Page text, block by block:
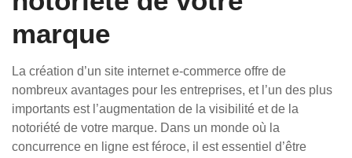
marque
La création d’un site internet e-commerce offre de
nombreux avantages pour les entreprises, et l’un des plus
importants est l’augmentation de la visibilité et de la
notoriété de votre marque. Dans un monde où la
concurrence en ligne est féroce, il est essentiel d’être